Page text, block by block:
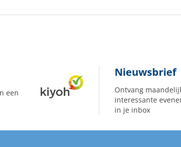
een
Nieuwsbrief
Ontvang
interessante
in je inbox